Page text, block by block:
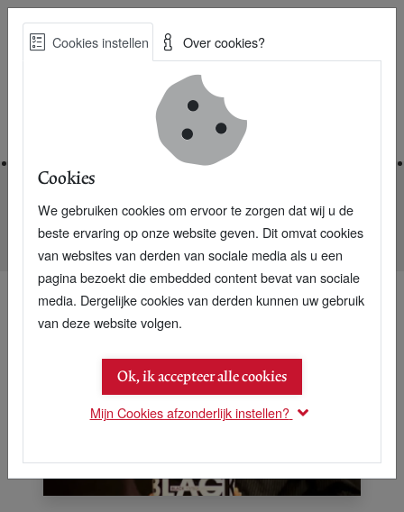
Skip
Best Practices voor een duurzame toekomst
Nieuwsarchief
Essent: Duurzaamste toiletpapier nog duurzamer
Cookies instellen Over cookies?
Cookies
We gebruiken cookies om ervoor te zorgen dat wij u de
beste ervaring op onze website geven. Dit omvat cookies
van websites van derden van sociale media als u een
pagina bezoekt die embedded content bevat van sociale
media. Dergelijke cookies van derden kunnen uw gebruik
van deze website volgen.
Ok, ik accepteer alle cookies
Mijn Cookies afzonderlijk instellen?